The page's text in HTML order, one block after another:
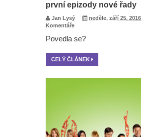
první epizody nové řady
Jan Lysý
neděle, září 25, 2016
Komentáře
Povedla se?
CELÝ ČLÁNEK